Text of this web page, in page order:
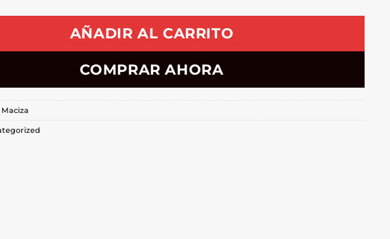
AÑADIR AL CARRITO
COMPRAR AHORA
Maciza